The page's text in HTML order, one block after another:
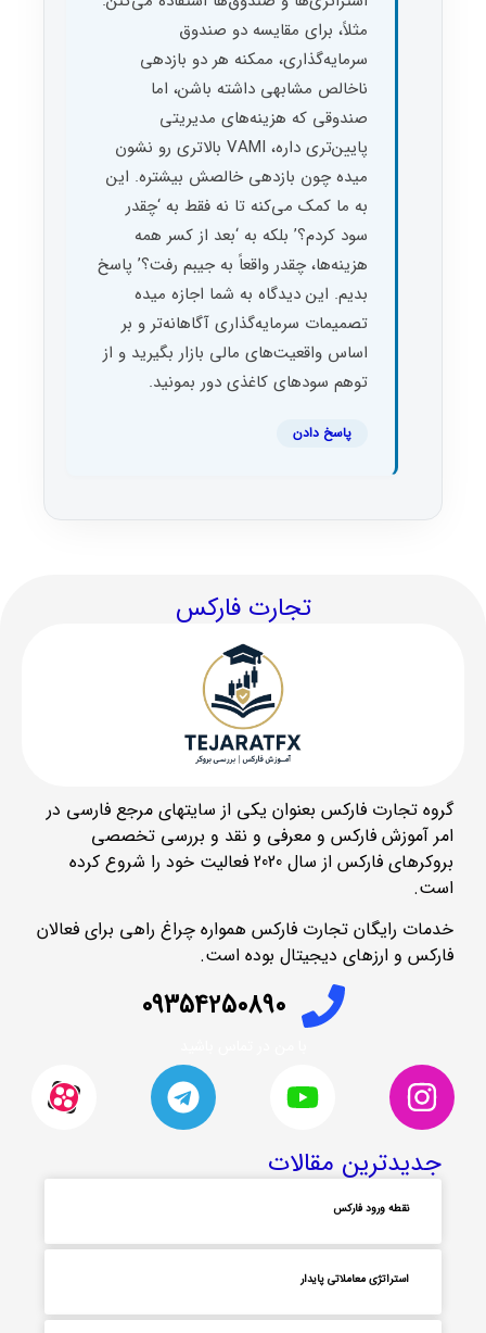
مثلاً، برای مقایسه دو صندوق
سرمایه‌گذاری، ممکنه هر دو بازدهی
ناخالص مشابهی داشته باشن، اما
صندوقی که هزینه‌های مدیریتی
پایین‌تری داره، VAMI بالاتری رو نشون
میده چون بازدهی خالصش بیشتره. این
به ما کمک می‌کنه تا نه فقط به ‘چقدر
سود کردم؟’ بلکه به ‘بعد از کسر همه
هزینه‌ها، چقدر واقعاً به جیبم رفت؟’ پاسخ
بدیم. این دیدگاه به شما اجازه میده
تصمیمات سرمایه‌گذاری آگاهانه‌تر و بر
اساس واقعیت‌های مالی بازار بگیرید و از
توهم سودهای کاغذی دور بمونید.
پاسخ دادن
تجارت فارکس
گروه تجارت فارکس بعنوان یکی از سایتهای مرجع فارسی در
امر آموزش فارکس و معرفی و نقد و بررسی تخصصی
بروکرهای فارکس از سال 2020 فعالیت خود را شروع کرده
است.
خدمات رایگان تجارت فارکس همواره چراغ راهی برای فعالان
فارکس و ارزهای دیجیتال بوده است.
09354250890
جدیدترین مقالات
نقطه ورود فارکس
استراتژی معاملاتی پایدار